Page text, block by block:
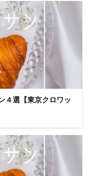
４選【東京クロワッ